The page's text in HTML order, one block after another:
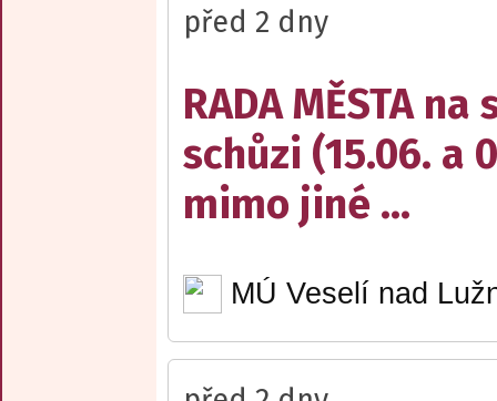
před 2 dny
RADA MĚSTA na
schůzi (15.06. a
mimo jiné ...
MÚ Veselí nad